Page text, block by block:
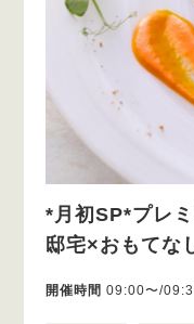
*月初SP*プレ
邸宅×おもてな
開催時間 09:00〜/